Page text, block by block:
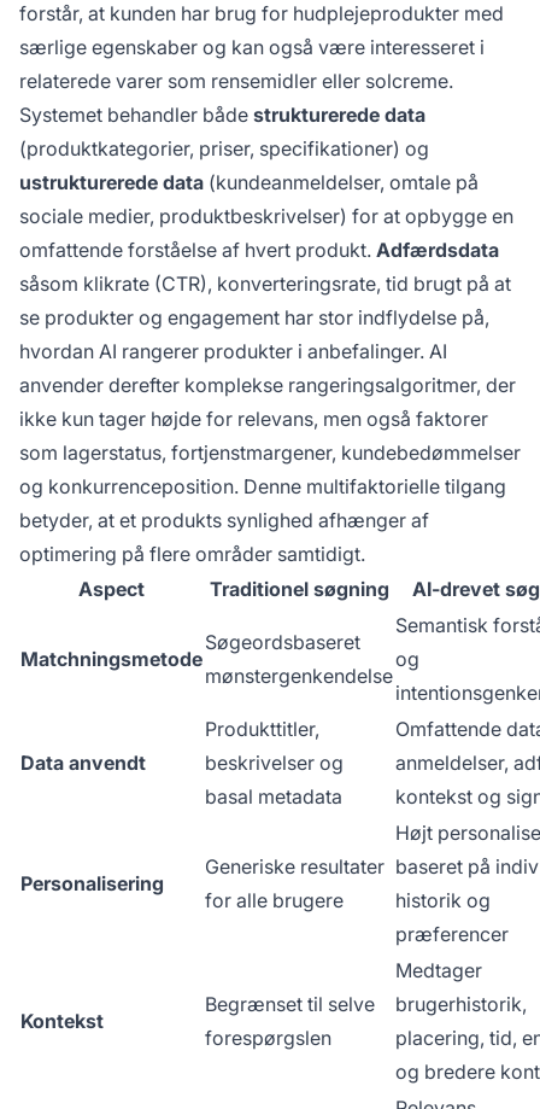
forstår, at kunden har brug for hudplejeprodukter med
særlige egenskaber og kan også være interesseret i
relaterede varer som rensemidler eller solcreme.
Systemet behandler både strukturerede data
(produktkategorier, priser, specifikationer) og
ustrukturerede data (kundeanmeldelser, omtale på
sociale medier, produktbeskrivelser) for at opbygge en
omfattende forståelse af hvert produkt. Adfærdsdata
såsom klikrate (CTR), konverteringsrate, tid brugt på at
se produkter og engagement har stor indflydelse på,
hvordan AI rangerer produkter i anbefalinger. AI
anvender derefter komplekse rangeringsalgoritmer, der
ikke kun tager højde for relevans, men også faktorer
som lagerstatus, fortjenstmargener, kundebedømmelser
og konkurrenceposition. Denne multifaktorielle tilgang
betyder, at et produkts synlighed afhænger af
optimering på flere områder samtidigt.
Aspect
Traditionel søgning AI-drevet
Matchningsmetode
Søgeordsbaseret
mønstergenkendelse
Semantisk
og
Data anvendt
Produkttitler,
beskrivelser og
basal metadata
Omfattende
anmeldelser,
kontekst og
Personalisering
Generiske resultater
for alle brugere
Højt
baseret på
historik og
præferencer
Kontekst
Begrænset til selve
forespørgslen
Medtager
brugerhistorik,
placering, tid,
og bredere